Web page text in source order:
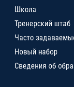
Школа
Тренерский штаб
Часто
Новый набор
Сведения об